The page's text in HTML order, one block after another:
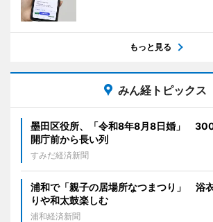
もっと見る
みん経トピックス
墨田区役所、「令和8年8月8日婚」 300
開庁前から長い列
すみだ経済新聞
浦和で「親子の居場所なつまつり」 浴
りや和太鼓楽しむ
浦和経済新聞